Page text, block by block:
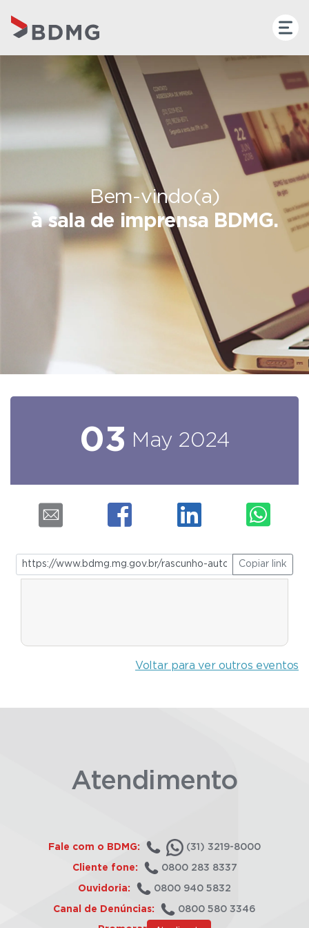
Bem-vindo(a)
à sala de imprensa BDMG.
03 May 2024
Copiar link
Voltar para ver outros eventos
Atendimento
Fale com o BDMG: (31) 3219-8000
Cliente fone: 0800 283 8337
Ouvidoria: 0800 940 5832
Canal de Denúncias: 0800 580 3346